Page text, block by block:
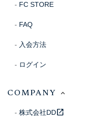
FC STORE
FAQ
入会方法
ログイン
COMPANY
株式会社DDopen_in_new